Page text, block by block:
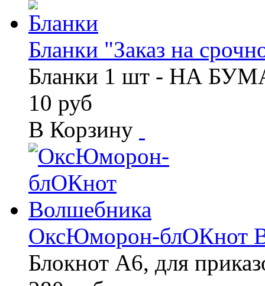
Бланки "Заказ на
Бланки 1 шт - НА
10 руб
В Корзину
ОксЮморон-блОКнот
Блокнот А6, для